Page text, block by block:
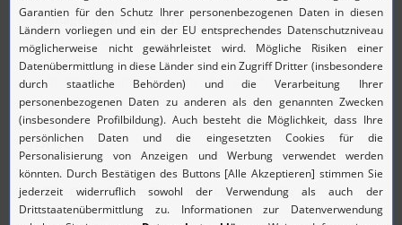
ManageEngine PartnerDay
17.09.26, Würzburg
Hier finden Sie eine Übersicht über alle News und
Veranstaltungen
News
NIS2-Compliance: Tipps und Lösungen für die
Umsetzung